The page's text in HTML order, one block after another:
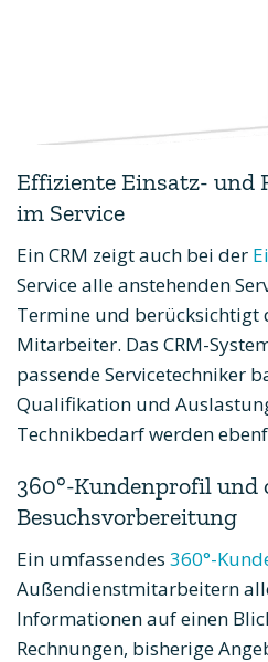
Effiziente Einsatz- und
im Service
Ein CRM zeigt auch bei der
Service alle anstehenden
Termine und berücksichtigt
Mitarbeiter. Das CRM-
passende Servicetechniker
Qualifikation und
Technikbedarf werden
360°-Kundenprofil und
Besuchsvorbereitung
Ein umfassendes 360°-
Außendienstmitarbeitern
Informationen auf einen
Rechnungen, bisherige